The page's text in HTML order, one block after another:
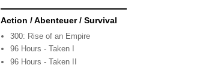
Action / Abenteuer / Survival
300: Rise of an Empire
96 Hours - Taken I
96 Hours - Taken II